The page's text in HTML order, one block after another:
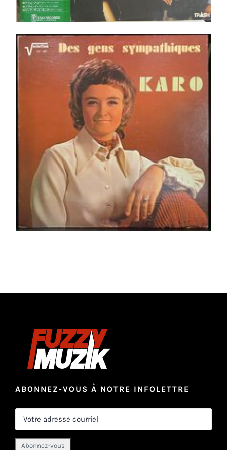
Karo – Des Gens Sympathiques LP
Ajouter au panier
ABONNEZ-VOUS À NOTRE INFOLETTRE